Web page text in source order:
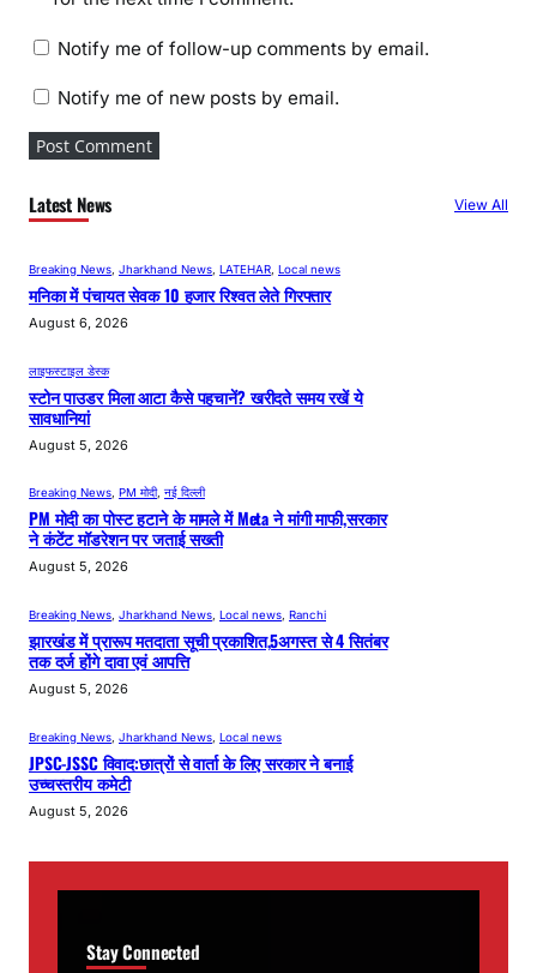
Notify me of follow-up comments by email.
Notify me of new posts by email.
Latest News View All
Breaking News Jharkhand News LATEHAR Local news
मनिका में पंचायत सेवक 10 हजार रिश्वत लेते गिरफ्तार
August 6, 2026
लाइफस्टाइल डेस्क
स्टोन पाउडर मिला आटा कैसे पहचानें? खरीदते समय रखें ये
सावधानियां
August 5, 2026
Breaking News, PM मोदी, नई दिल्ली
PM मोदी का पोस्ट हटाने के मामले में Meta ने मांगी माफी,सरकार
ने कंटेंट मॉडरेशन पर जताई सख्ती
August 5, 2026
Breaking News Jharkhand News Local news Ranchi
झारखंड में प्रारूप मतदाता सूची प्रकाशित,5अगस्त से 4 सितंबर
तक दर्ज होंगे दावा एवं आपत्ति
August 5, 2026
Breaking News Jharkhand News Local news
JPSC-JSSC विवाद:छात्रों से वार्ता के लिए सरकार ने बनाई
उच्चस्तरीय कमेटी
August 5, 2026
Stay Connected